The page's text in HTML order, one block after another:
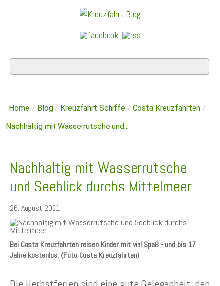
Home / Blog / Kreuzfahrt Schiffe / Costa Kreuzfahrten /
Nachhaltig mit Wasserrutsche und...
Nachhaltig mit Wasserrutsche
und Seeblick durchs Mittelmeer
26. August 2021
Bei Costa Kreuzfahrten reisen Kinder mit viel Spaß - und bis 17
Jahre kostenlos. (Foto Costa Kreuzfahrten)